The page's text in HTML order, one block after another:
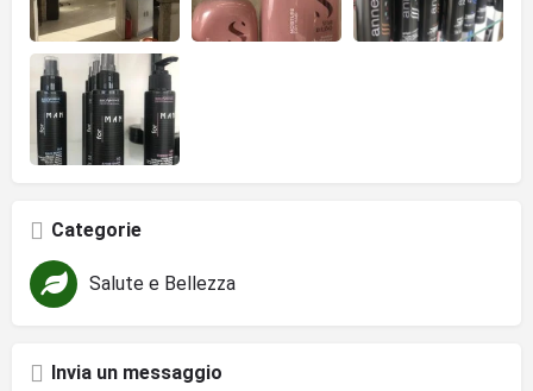
Categorie
Salute e Bellezza
Invia un messaggio